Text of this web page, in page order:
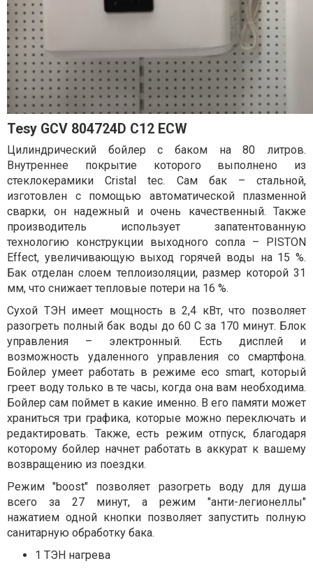
Tesy GCV 804724D C12 ECW
Цилиндрический бойлер с баком на 80 литров.
Внутреннее покрытие которого выполнено из
стеклокерамики Cristal tec. Сам бак – стальной,
изготовлен с помощью автоматической плазменной
сварки, он надежный и очень качественный. Также
производитель использует запатентованную
технологию конструкции выходного сопла – PISTON
Effect, увеличивающую выход горячей воды на 15 %.
Бак отделан слоем теплоизоляции, размер которой 31
мм, что снижает тепловые потери на 16 %.
Сухой ТЭН имеет мощность в 2,4 кВт, что позволяет
разогреть полный бак воды до 60 С за 170 минут. Блок
управления – электронный. Есть дисплей и
возможность удаленного управления со смартфона.
Бойлер умеет работать в режиме eco smart, который
греет воду только в те часы, когда она вам необходима.
Бойлер сам поймет в какие именно. В его памяти может
храниться три графика, которые можно переключать и
редактировать. Также, есть режим отпуск, благодаря
которому бойлер начнет работать в аккурат к вашему
возвращению из поездки.
Режим "boost" позволяет разогреть воду для душа
всего за 27 минут, а режим "анти-легионеллы"
нажатием одной кнопки позволяет запустить полную
санитарную обработку бака.
1 ТЭН нагрева